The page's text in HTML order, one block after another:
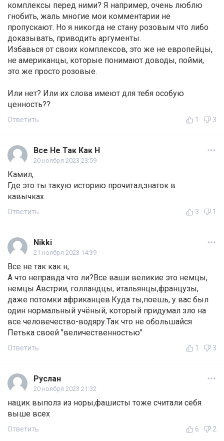
комплексы перед ними? Я например, очень люблю
гнобить, жаль многие мои комментарии не
пропускают. Но я никогда не стану розовым что либо
доказывать, приводить аргументы.
Избавься от своих комплексов, это же не европейцы,
не американцы, которые понимают доводы, пойми,
это же просто розовые.
Или нет? Или их слова имеют для тебя особую
ценность??
Ответить 1 3
Все Не Так Как Н
20 ноября 2023 23:59
Камил,
Где это ты такую историю прочитал,знаток в
кавычках..
Ответить 3 1
Nikki
21 ноября 2023 14:39
Все не так как н,
А что неправда что ли?Все ваши великие это немцы,
немцы Австрии, голландцы, итальянцы,французы,
даже потомки африканцев.Куда ты,поешь, у вас был
один нормальный учёный, который придумал зло на
все человечество-водяру.Так что не обольшайся
Петька своей "величественностью"
Ответить 1 3
Руслан
20 ноября 2023 21:32
нацик выполз из норы,фашисты тоже считали себя
выше всех
Ответить 6 2